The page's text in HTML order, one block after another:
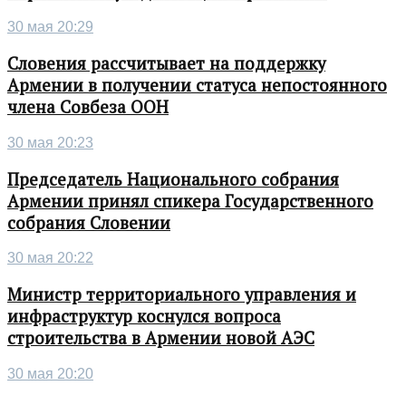
30 мая 20:29
Словения рассчитывает на поддержку
Армении в получении статуса непостоянного
члена Совбеза ООН
30 мая 20:23
Председатель Национального собрания
Армении принял спикера Государственного
собрания Словении
30 мая 20:22
Министр территориального управления и
инфраструктур коснулся вопроса
строительства в Армении новой АЭС
30 мая 20:20